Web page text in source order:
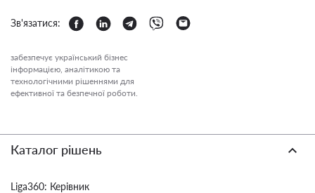
Зв'язатися:
забезпечує український бізнес
інформацією, аналітикою та
технологічними рішеннями для
ефективної та безпечної роботи.
Каталог рішень
Liga360: Керівник